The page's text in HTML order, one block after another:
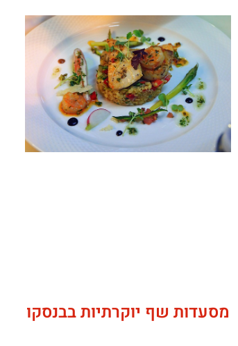
מסעדות שף יוקרתיות בבנסקו